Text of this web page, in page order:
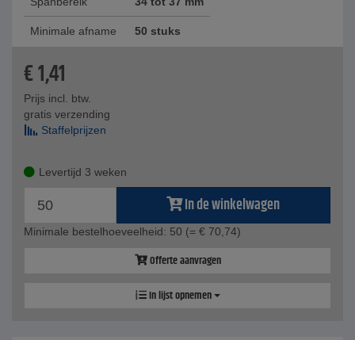
Minimale afname 50 stuks
€1,41
Prijs incl. btw.
gratis verzending
Staffelprijzen
Levertijd 3 weken
In de winkelwagen
Minimale bestelhoeveelheid: 50 (= € 70,74)
Offerte aanvragen
In lijst opnemen